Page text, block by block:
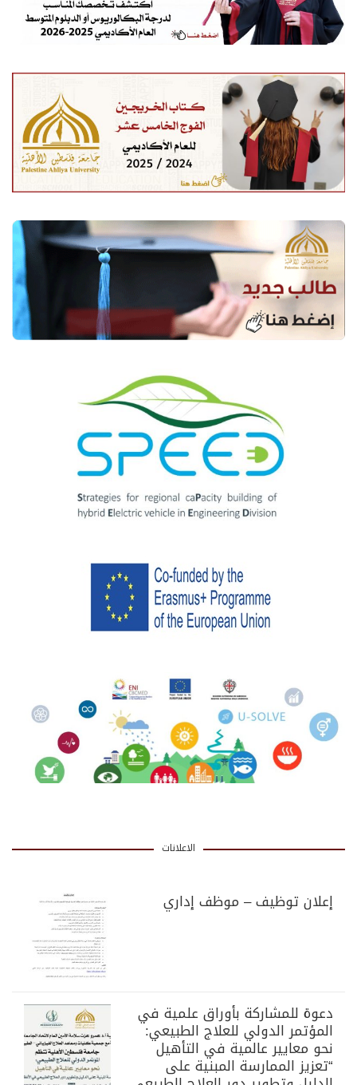
الاعلانات
إعلان توظيف – موظف إداري
دعوة للمشاركة بأوراق علمية في
المؤتمر الدولي للعلاج الطبيعي:
نحو معايير عالمية في التأهيل
“تعزيز الممارسة المبنية على